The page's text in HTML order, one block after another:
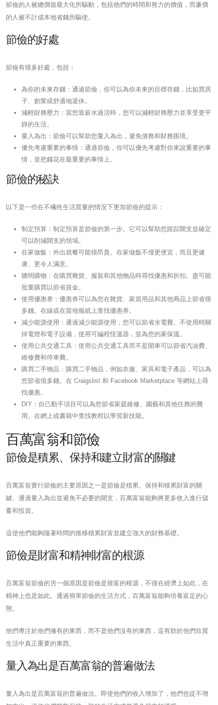
節儉的人被總價值最大化所驅動，包括他們的時間和努力的價值，而廉價
的人被不計成本地省錢所驅使。
節儉的好處
節儉有很多好處，包括：
為你的未來存錢：通過節儉，你可以為你未來的目標存錢，比如買房
子、創業或舒適地退休。
減輕財務壓力：當您靠薪水過活時，您可以減輕財務壓力並享受更平
靜的生活。
量入為出：節儉可以幫助您量入為出，避免債務和財務困境。
優先考慮重要的事情：通過節儉，你可以優先考慮對你來說重要的事
情，並把錢花在最重要的事情上。
節儉的秘訣
以下是一些在不犧牲生活質量的情況下更加節儉的提示：
制定預算：制定預算是節儉的第一步。它可以幫助您跟踪開支並確定
可以削減開支的領域。
在家做飯：外出就餐可能很昂貴。在家做飯不僅更便宜，而且更健
康、更令人滿意。
聰明購物：在購買雜貨、服裝和其他物品時尋找優惠和折扣。盡可能
批量購買以節省資金。
使用優惠券：優惠券可以為您在雜貨、家居用品和其他商品上節省很
多錢。在線或在當地報紙上查找優惠券。
減少能源使用：通過減少能源使用，您可以節省水電費。不使用時關
掉電燈和電子設備，使用可編程恆溫器，並為您的家保溫。
使用公共交通工具：使用公共交通工具而不是開車可以節省汽油費、
維修費和停車費。
購買二手物品：購買二手物品，例如衣服、家具和電子產品，可以為
您節省很多錢。在 Craigslist 和 Facebook Marketplace 等網站上尋
找優惠。
DIY：自己動手項目可以為您節省家庭維修、園藝和其他任務的費
用。在網上或書籍中查找教程以學習新技能。
百萬富翁和節儉
節儉是積累、保持和建立財富的關鍵
百萬富翁實行節儉的主要原因之一是節儉是積累、保持和積累財富的關
鍵。通過量入為出並避免不必要的開支，百萬富翁能夠將更多收入進行儲
蓄和投資。
這使他們能夠隨著時間的推移積累財富並建立強大的財務基礎。
節儉是財富和精神財富的根源
百萬富翁節儉的另一個原因是節儉是致富的根源，不僅在經濟上如此，在
精神上也是如此。通過簡單節儉的生活方式，百萬富翁能夠培養富足的心
態。
他們專注於他們擁有的東西，而不是他們沒有的東西，這有助於他們欣賞
生活中真正重要的東西。
量入為出是百萬富翁的普遍做法
量入為出是百萬富翁的普遍做法。即使他們的收入增加了，他們也從不增